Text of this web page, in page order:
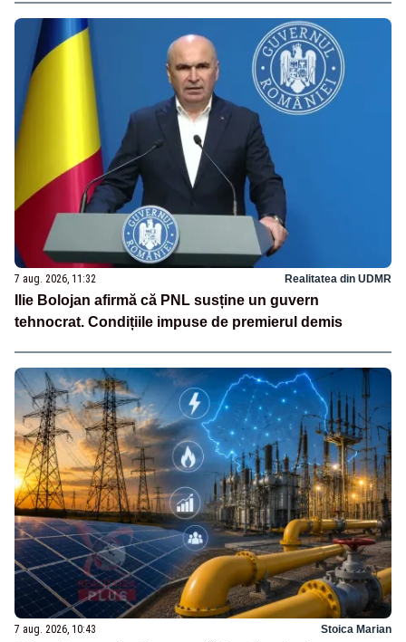
7 aug. 2026, 11:32 Realitatea din UDMR
Ilie Bolojan afirmă că PNL susține un guvern
tehnocrat. Condițiile impuse de premierul demis
7 aug. 2026, 10:43 Stoica Marian